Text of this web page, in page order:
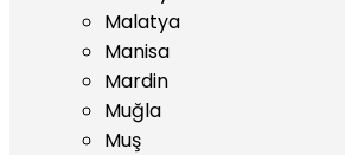
Malatya
Manisa
Mardin
Muğla
Muş